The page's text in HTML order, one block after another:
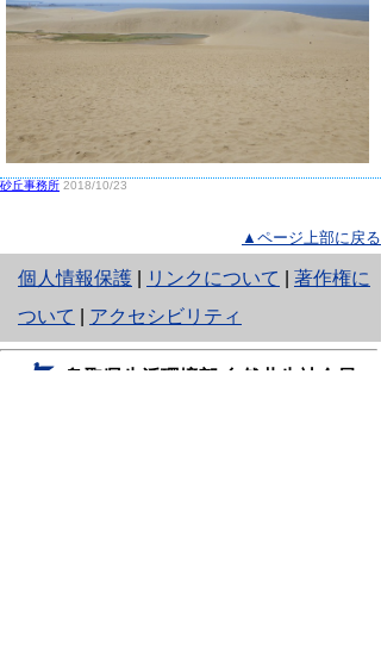
砂丘事務所 2018/10/23
▲ページ上部に戻る
個人情報保護
と
り
ネ
リンクについて
著作権に
ついて
アクセシビリティ
鳥取県生活環境部 自然共生社会局